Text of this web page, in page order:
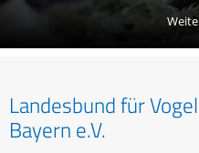
Landesbund für
Bayern e.V.